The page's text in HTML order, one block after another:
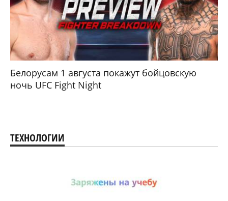
Белорусам 1 августа покажут бойцовскую
ночь UFC Fight Night
ТЕХНОЛОГИИ